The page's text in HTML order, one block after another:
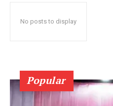
No posts to display
Popular